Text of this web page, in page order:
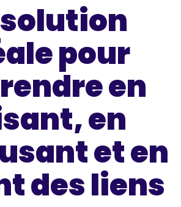
solution
pour
en
en
et en
des liens